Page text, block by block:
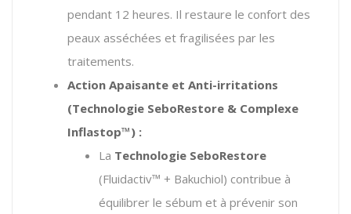
pendant 12 heures. Il restaure le confort des
peaux asséchées et fragilisées par les
traitements.
Action Apaisante et Anti-irritations
(Technologie SeboRestore & Complexe
Inflastop™) :
La Technologie SeboRestore
(Fluidactiv™ + Bakuchiol) contribue à
équilibrer le sébum et à prévenir son